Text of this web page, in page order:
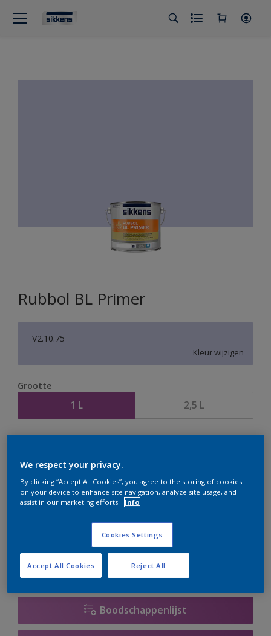
Rubbol BL Primer
V2.10.75
Kleur wijzigen
Grootte
1 L 2,5 L
Op dit moment is het niet mogelijk dit product online
te bestellen. Houd de website in de gaten, we werken
er hard aan om de voorraad aan te vullen.
Boodschappenlijst
We respect your privacy.
By clicking “Accept All Cookies”, you agree to the storing of cookies
on your device to enhance site navigation, analyze site usage, and
assist in our marketing efforts.
Info
Cookies Settings
Reject All
Accept All Cookies